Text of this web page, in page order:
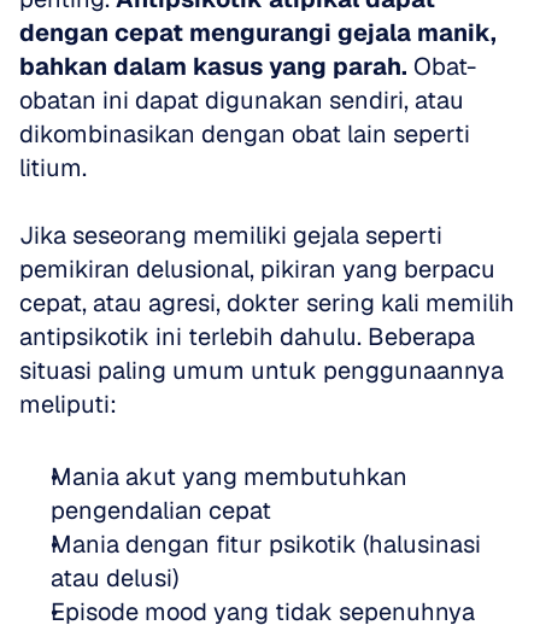
dengan cepat mengurangi gejala manik,
bahkan dalam kasus yang parah. Obat-
obatan ini dapat digunakan sendiri, atau
dikombinasikan dengan obat lain seperti
litium.
Jika seseorang memiliki gejala seperti
pemikiran delusional, pikiran yang berpacu
cepat, atau agresi, dokter sering kali memilih
antipsikotik ini terlebih dahulu. Beberapa
situasi paling umum untuk penggunaannya
meliputi:
Mania akut yang membutuhkan
pengendalian cepat
Mania dengan fitur psikotik (halusinasi
atau delusi)
Episode mood yang tidak sepenuhnya